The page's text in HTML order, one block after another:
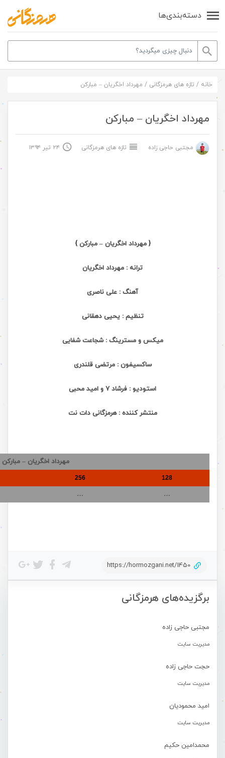
دسته‌بندی‌ها
برگزیده‌های هرمزگانی
مجتبی حاجی زاده
مدیریت سایت
حجت حاجی زاده
مدیریت سایت
امید محمودیان
مدیریت سایت
محمدامین حکیم
خانه / تازه های هرمزگانی / مهرداد اخگریان – مبارکن
مهرداد اخگریان – مبارکن
مجتبی حاجی زاده تازه های هرمزگانی ۲۴ تیر ۱۳۹۴
{ مهرداد اخگریان – مبارکن }
ترانه : مهرداد اخگریان
آهنگ : علی ناصری
تنظیم : یحیی دهقانی
میکس و مسترینگ : شجاعت شفایی
ساکسیفون : مرتضی قلندری
استودیو : فرشاد 7 و امید محبی
منتشر کننده : هرمزگانی دات نت
مهرداد اخگریان – مبارکن
128
256
…
…
https://hormozgani.net/1450